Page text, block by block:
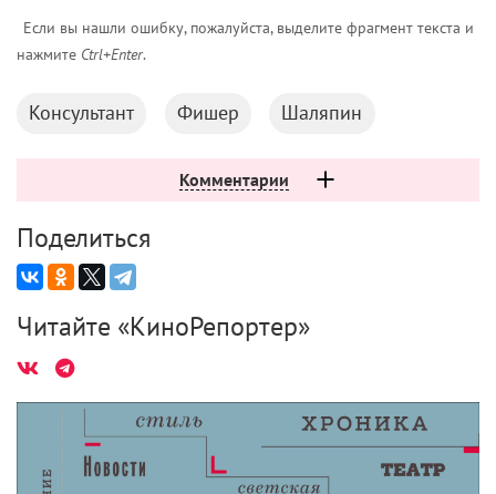
Если вы нашли ошибку, пожалуйста, выделите фрагмент текста и
нажмите Ctrl+Enter.
Консультант Фишер Шаляпин
Комментарии
Поделиться
Читайте «КиноРепортер»